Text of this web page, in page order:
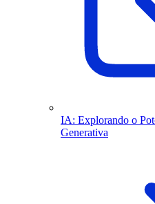
IA: Explorando o
Generativa